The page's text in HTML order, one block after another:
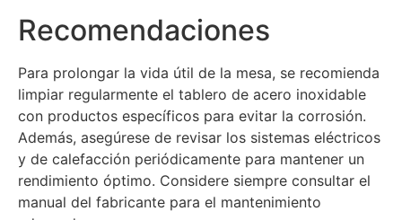
Recomendaciones
Para prolongar la vida útil de la mesa, se recomienda
limpiar regularmente el tablero de acero inoxidable
con productos específicos para evitar la corrosión.
Además, asegúrese de revisar los sistemas eléctricos
y de calefacción periódicamente para mantener un
rendimiento óptimo. Considere siempre consultar el
manual del fabricante para el mantenimiento